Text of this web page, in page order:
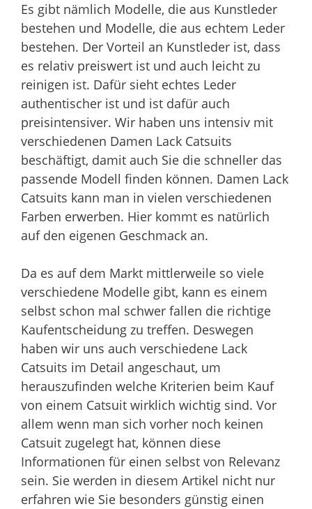
Es gibt nämlich Modelle, die aus Kunstleder
bestehen und Modelle, die aus echtem Leder
bestehen. Der Vorteil an Kunstleder ist, dass
es relativ preiswert ist und auch leicht zu
reinigen ist. Dafür sieht echtes Leder
authentischer ist und ist dafür auch
preisintensiver. Wir haben uns intensiv mit
verschiedenen Damen Lack Catsuits
beschäftigt, damit auch Sie die schneller das
passende Modell finden können. Damen Lack
Catsuits kann man in vielen verschiedenen
Farben erwerben. Hier kommt es natürlich
auf den eigenen Geschmack an.
Da es auf dem Markt mittlerweile so viele
verschiedene Modelle gibt, kann es einem
selbst schon mal schwer fallen die richtige
Kaufentscheidung zu treffen. Deswegen
haben wir uns auch verschiedene Lack
Catsuits im Detail angeschaut, um
herauszufinden welche Kriterien beim Kauf
von einem Catsuit wirklich wichtig sind. Vor
allem wenn man sich vorher noch keinen
Catsuit zugelegt hat, können diese
Informationen für einen selbst von Relevanz
sein. Sie werden in diesem Artikel nicht nur
erfahren wie Sie besonders günstig einen